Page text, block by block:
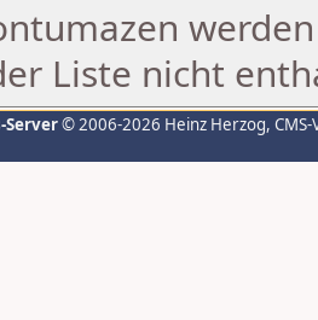
Liste nicht
Server© 2006-2026 Heinz Herzog,